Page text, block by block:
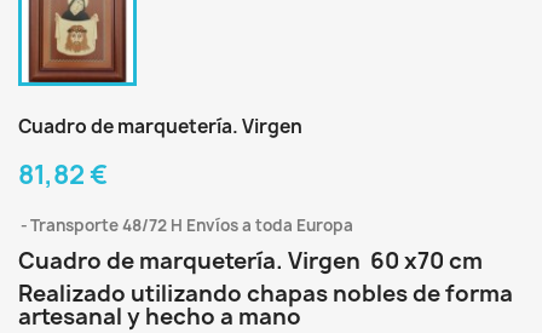
Cuadro de marquetería. Virgen
81,82 €
Transporte 48/72 H Envíos a toda Europa
Cuadro de marquetería. Virgen 60 x70 cm
Realizado utilizando chapas nobles de forma
artesanal y hecho a mano